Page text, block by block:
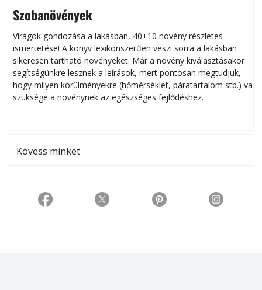
Szobanövények
Virágok gondozása a lakásban, 40+10 növény részletes
ismertetése! A könyv lexikonszerűen veszi sorra a lakásban
sikeresen tart­ha­tó növényeket. Már a növény kiválasztásakor
segítségünkre lesznek a leírások, mert pontosan megtudjuk,
hogy milyen körülményekre (hőmérséklet, páratartalom stb.) van
szüksége a növénynek az egészséges fejlődéshez.
Kövess minket